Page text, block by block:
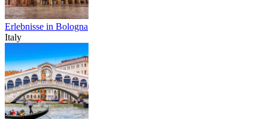
Erlebnisse in Bologna
Italy